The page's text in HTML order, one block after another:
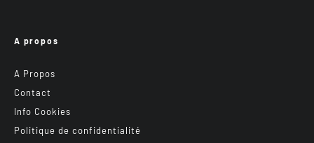
A propos
A Propos
Contact
Info Cookies
Politique de confidentialité